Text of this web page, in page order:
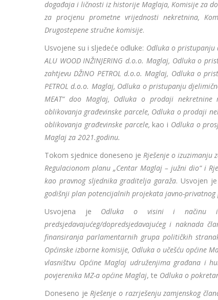
događaja i ličnosti iz historije Maglaja, Komisije za
za procjenu prometne vrijednosti nekretnina,
Drugostepene stručne komisije.
Usvojene su i sljedeće odluke: Odluka o pristupanju
ALU WOOD INŽINJERING d.o.o. Maglaj, Odluka o
zahtjevu DŽINO PETROL d.o.o. Maglaj, Odluka o
PETROL d.o.o. Maglaj, Odluka o pristupanju
MEAT“ doo Maglaj, Odluka o prodaji
oblikovanja građevinske parcele, Odluka o prodaji
oblikovanja građevinske parcele, kao i Odluka o
Maglaj za 2021.godinu.
Tokom sjednice doneseno jeRješenje o izuzimanju
Regulacionom planu „Centar Maglaj – južni dio“ i
kao pravnog sljednika graditelja garaža. Usvojen
godišnji plan potencijalnih projekata javno-privatnog
Usvojena je Odluka o visini i načinu
predsjedavajućeg/dopredsjedavajućeg i naknada
finansiranja parlamentarnih grupa političkih
Općinske izborne komisije, Odluka o učešću općine
vlasništvu Općine Maglaj udruženjima građana i
povjerenika MZ-a općine Maglaj, te Odluka o
Doneseno jeRješenje o razrješenju zamjenskog